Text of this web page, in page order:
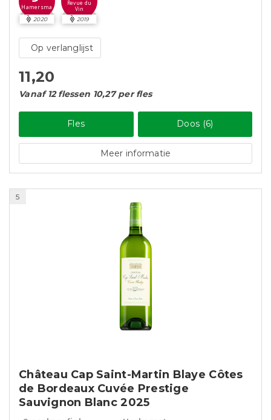
Hamersma
2020
Revue du
Vin
2019
Op verlanglijst
11,20
Vanaf 12 flessen 10,27 per fles
Fles Doos (6)
Meer informatie
5
Château Cap Saint-Martin Blaye Côtes
de Bordeaux Cuvée Prestige
Sauvignon Blanc 2025